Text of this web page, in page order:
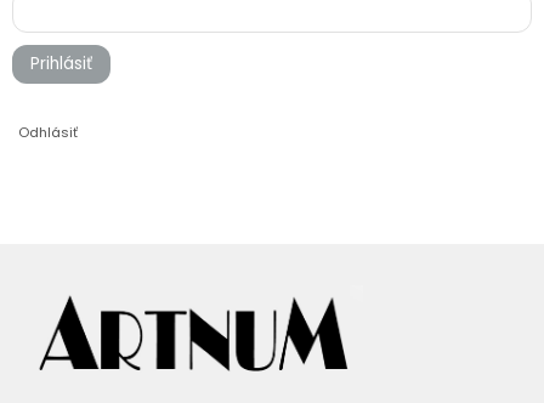
Prihlásiť
Odhlásiť